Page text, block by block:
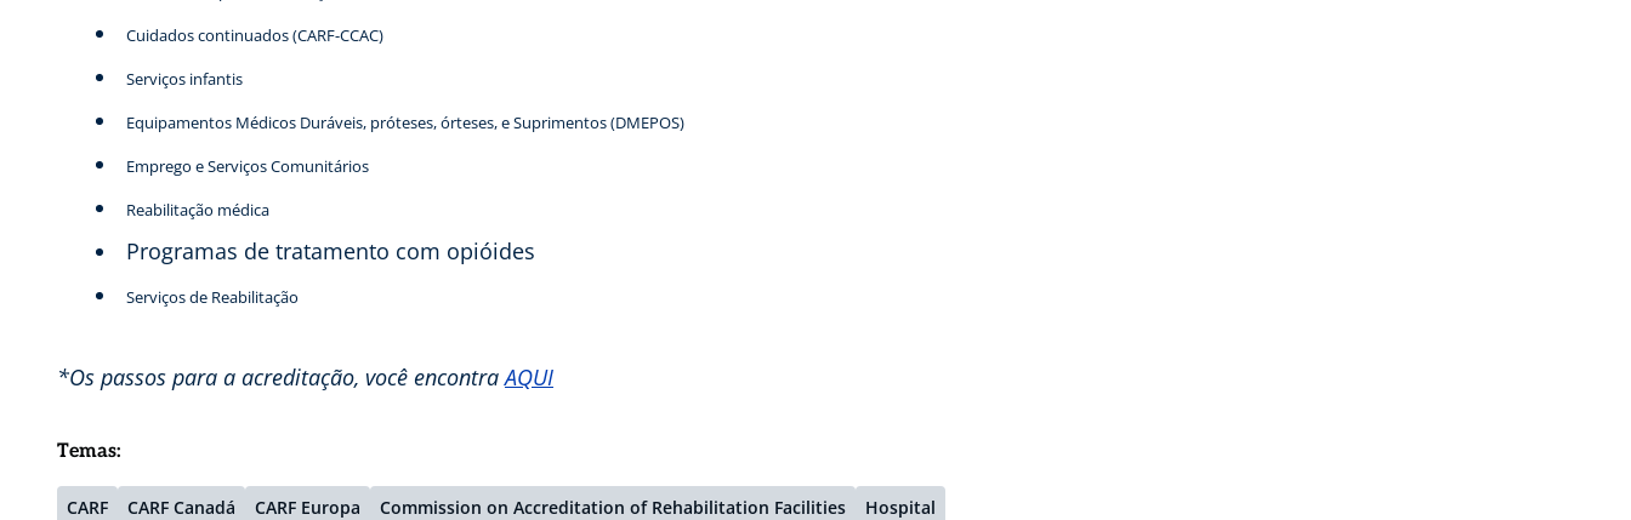
Cuidados continuados (CARF-CCAC)
Serviços infantis
Equipamentos Médicos Duráveis, próteses, órteses, e Suprimentos (DMEPOS)
Emprego e Serviços Comunitários
Reabilitação médica
Programas de tratamento com opióides
Serviços de Reabilitação
*Os passos para a acreditação, você encontraAQUI
Temas:
CARF CARF Canadá CARF Europa Commission on Accreditation of Rehabilitation Facilities
Hospital